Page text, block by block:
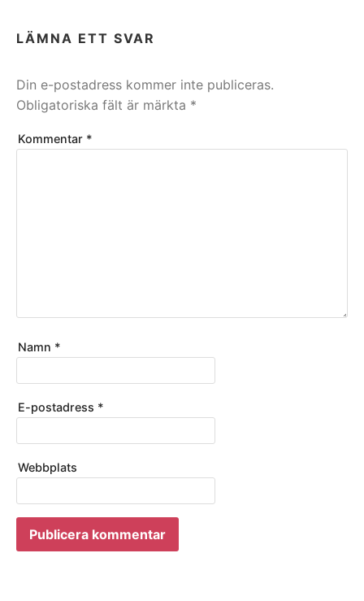
LÄMNA ETT SVAR
Din e-postadress kommer inte publiceras.
Obligatoriska fält är märkta *
Kommentar *
Namn *
E-postadress *
Webbplats